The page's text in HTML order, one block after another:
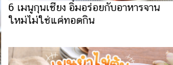
6 เมนูกุนเชียง อิ่มอร่อยกับอาหารจาน
ใหม่ไม่ใช่แค่ทอดกิน